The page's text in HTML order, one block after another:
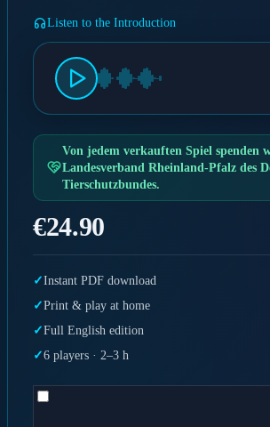
Listen to the Introduction
Von jedem verkauften Spiel spenden
Landesverband Rheinland-Pfalz des
Tierschutzbundes.
€24.90
Instant PDF download
Print & play at home
Full English edition
6 players · 2–3 h